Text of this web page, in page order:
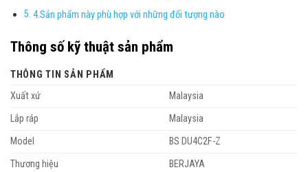
4.Sản phẩm này phù hợp với những đối tượng nào
Thông số kỹ thuật sản phẩm
THÔNG TIN SẢN PHẨM
Xuất xứ
Malaysia
Lắp ráp
Malaysia
Model
BS DU4C2F-Z
Thương hiệu
BERJAYA